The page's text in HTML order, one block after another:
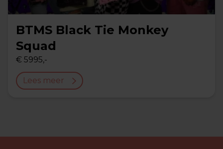
BTMS Black Tie Monkey
Squad
€ 5995,-
Lees meer